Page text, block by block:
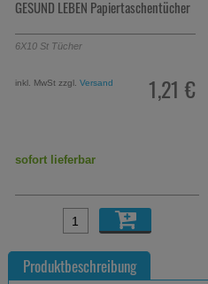
GESUND LEBEN Papiertaschentücher
6X10 St Tücher
1,21 €
inkl. MwSt zzgl.Versand
sofort lieferbar
Produktbeschreibung